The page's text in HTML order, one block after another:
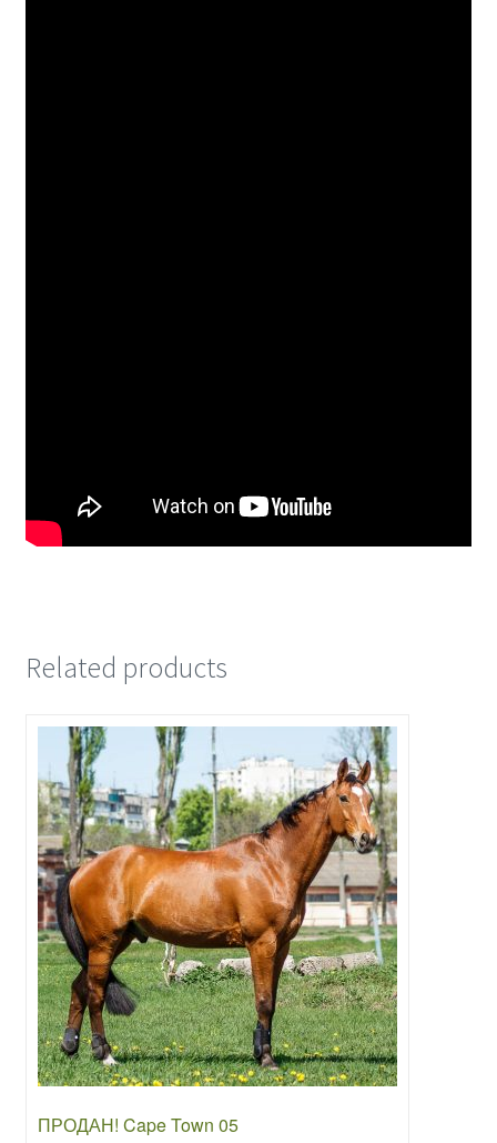
Related products
ПРОДАН! Cape Town 05